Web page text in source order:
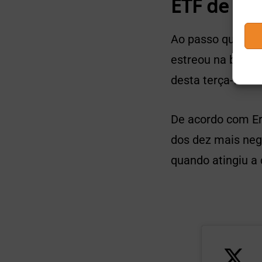
ETF de
Ao passo que a
estreou na bolsa
desta terça-feira
De acordo com
dos dez mais
quando atingiu a